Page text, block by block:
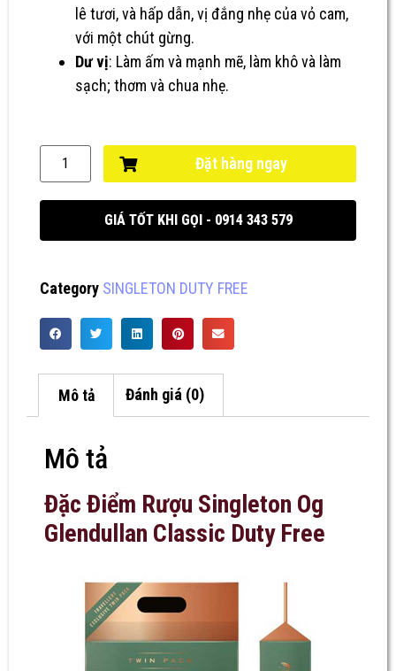
lê tươi, và hấp dẫn, vị đắng nhẹ của vỏ cam,
với một chút gừng.
Dư vị: Làm ấm và mạnh mẽ, làm khô và làm
sạch; thơm và chua nhẹ.
Đặt hàng ngay
GIÁ TỐT KHI GỌI - 0914 343 579
Category SINGLETON DUTY FREE
Mô tả Đánh giá (0)
Mô tả
Đặc Điểm Rượu Singleton Og
Glendullan Classic Duty Free